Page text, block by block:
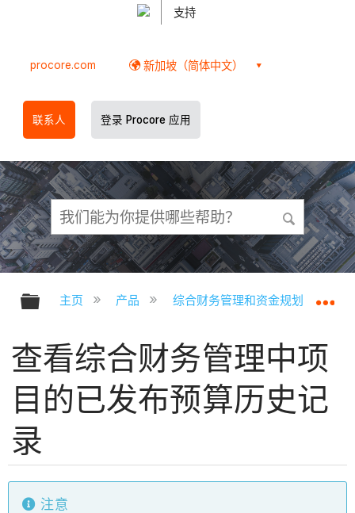
支持
procore.com 新加坡（简体中文）
联系人 登录 Procore 应用
扩展/隐缩全局层次
主页 产品 综合财务管理和资金规划
查看综合财务管理中项
目的已发布预算历史记
录
注意